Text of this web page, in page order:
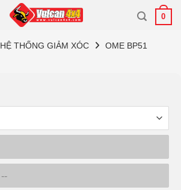
0
HỆ THỐNG GIẢM XÓC OME BP51